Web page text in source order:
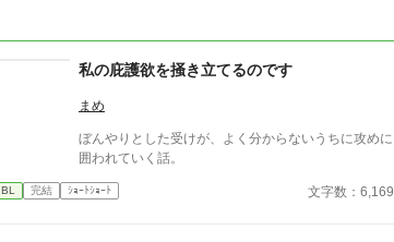
私の庇護欲を掻き立てるのです
まめ
ぼんやりとした受けが、よく分からないうちに攻めに
囲われていく話。
BL 完結 ｼｮｰﾄｼｮｰﾄ 文字数：6,169